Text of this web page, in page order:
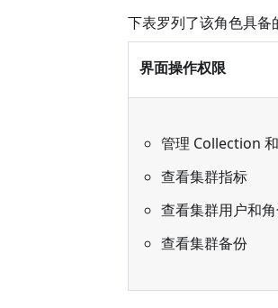
下表罗列了该角色具备
界面操作权限
管理 Collection
查看集群指标
查看集群用户和
查看集群备份